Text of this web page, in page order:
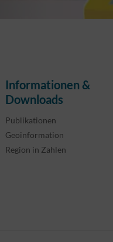
Informationen &
Downloads
Publikationen
Geoinformation
Region in Zahlen